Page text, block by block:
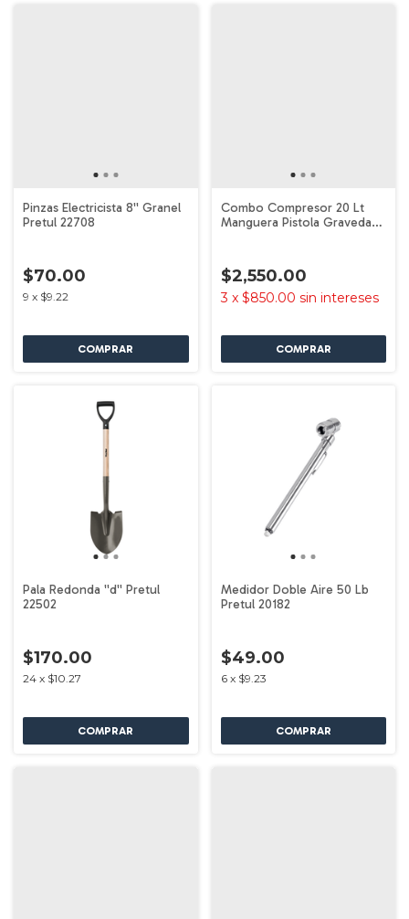
Pinzas Electricista 8'' Granel
Pretul 22708
$70.00
9 x $9.22
Combo Compresor 20 Lt
Manguera Pistola Gravedad
$2,550.00
3 x $850.00 sin intereses
Pala Redonda ''d'' Pretul
22502
$170.00
24 x $10.27
Medidor Doble Aire 50 Lb
Pretul 20182
$49.00
6 x $9.23